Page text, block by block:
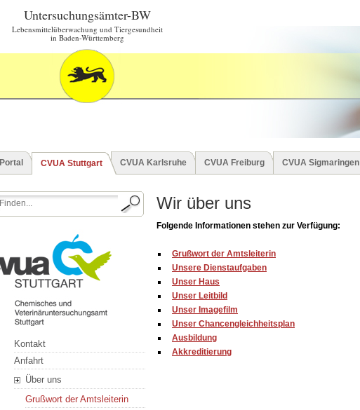
Untersuchungsämter-BW
Lebensmittelüberwachung und Tiergesundheit
in Baden-Württemberg
Portal CVUA Stuttgart CVUA Karlsruhe CVUA Freiburg CVUA Sigmaringen
Kontakt
Anfahrt
Über uns
Grußwort der Amtsleiterin
Wir über uns
Folgende Informationen stehen zur Verfügung:
Grußwort der Amtsleiterin
Unsere Dienstaufgaben
Unser Haus
Unser Leitbild
Unser Imagefilm
Unser Chancengleichheitsplan
Ausbildung
Akkreditierung